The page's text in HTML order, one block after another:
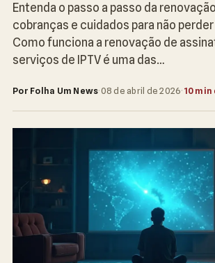
Entenda o passo a passo da
cobranças e cuidados para não perder
Como funciona a renovação de
serviços de IPTV é uma das…
Por Folha Um News·08 de abril de 2026· 10